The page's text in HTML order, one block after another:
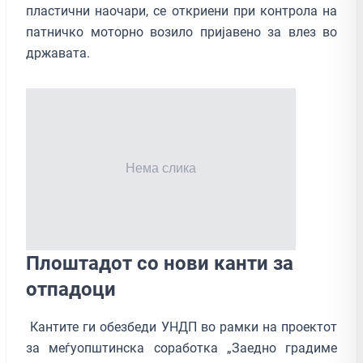
пластични наочари, се откриени при контрола на
патничко моторно возило пријавено за влез во
државата.
Плоштадот со нови канти за
отпадоци
Кантите ги обезбеди УНДП во рамки на проектот
за меѓуопштинска соработка „Заедно градиме